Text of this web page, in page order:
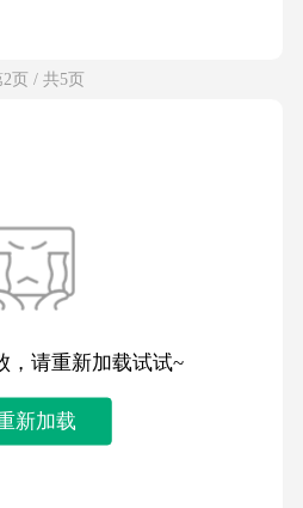
2页 / 共5页
，请重新加载试试~
新加载